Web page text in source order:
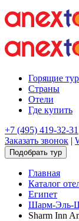
Горящие
Страны
Отели
Где купить
+7 (495) 419-32-31
Заказать звонок |
Подобрать тур
Главная
Каталог
Египет
Шарм-Эль-
Sharm Inn